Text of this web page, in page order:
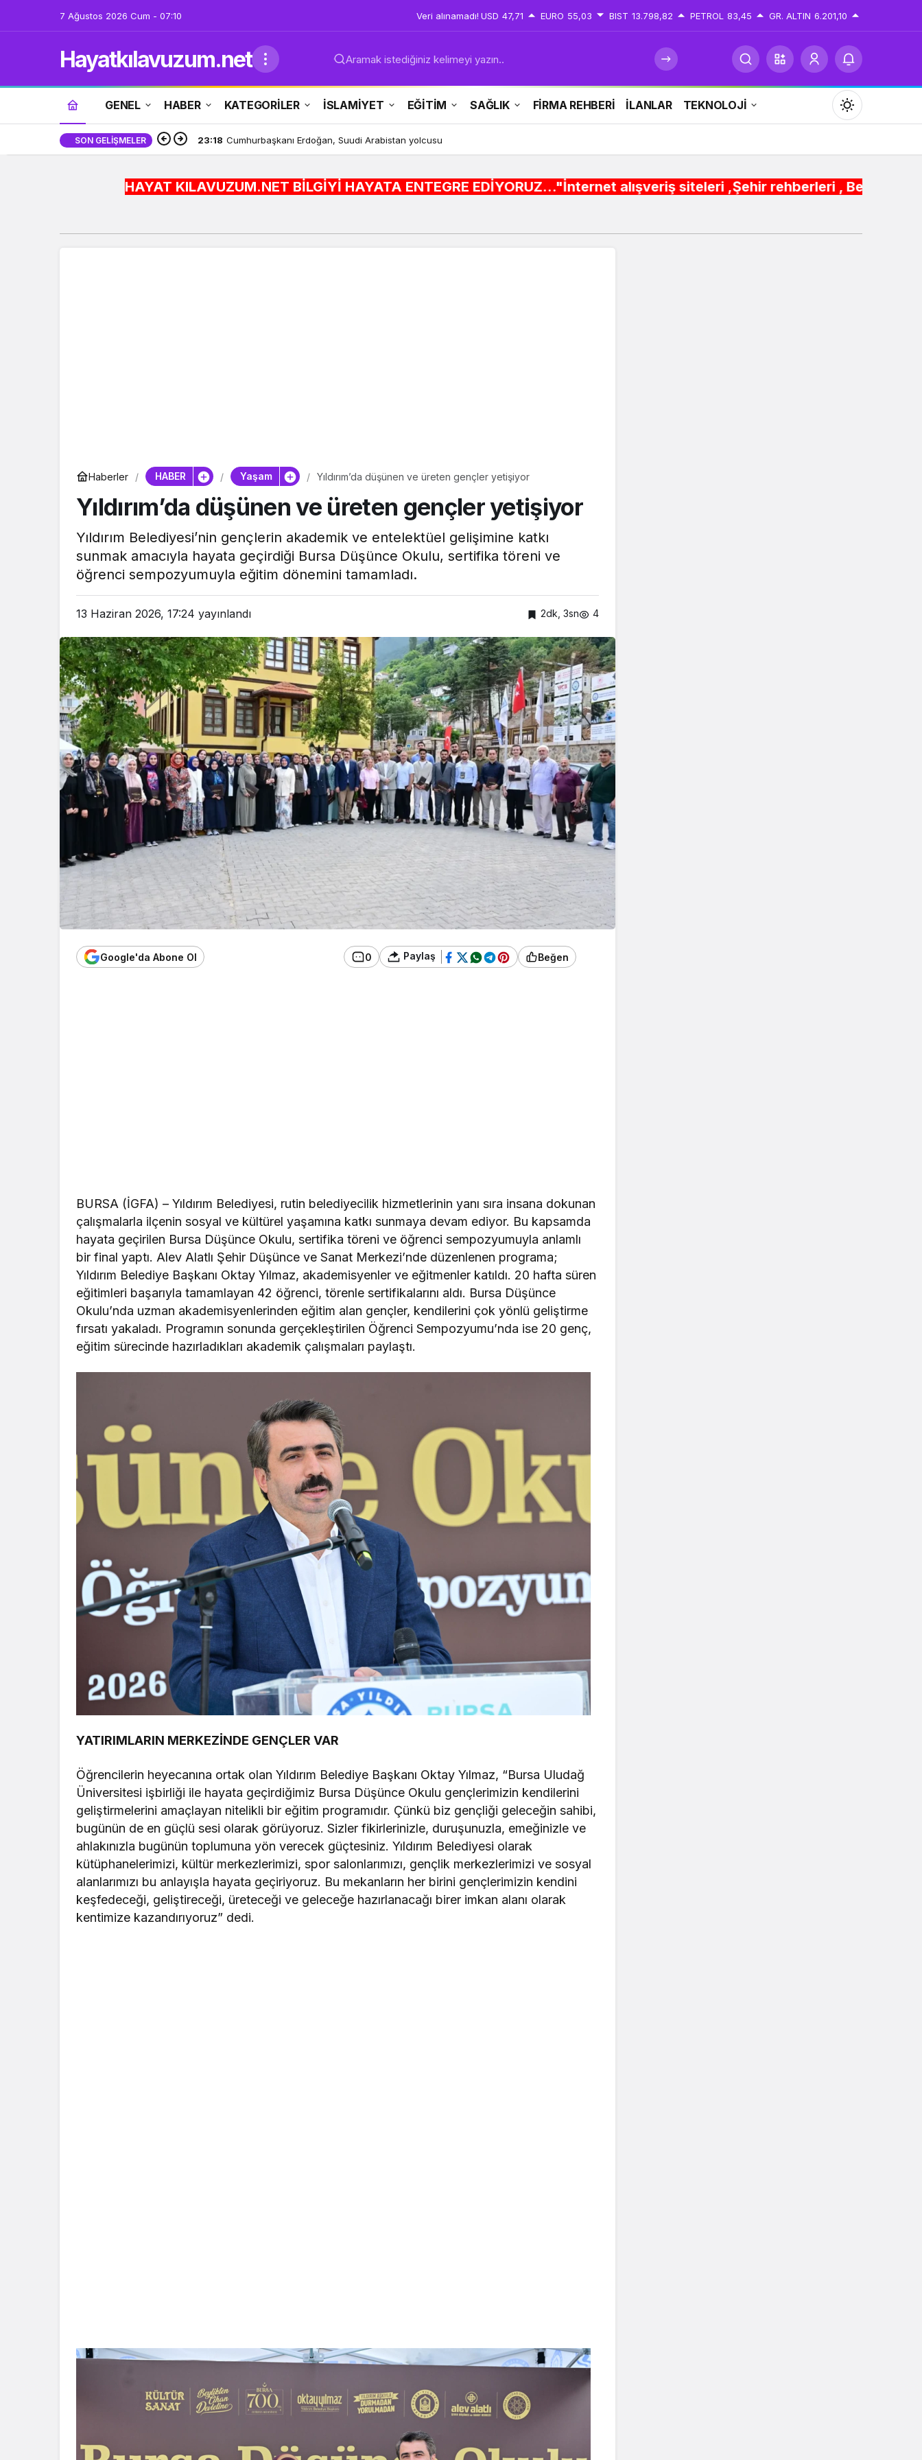
7 Ağustos 2026 Cum - 07:10 Veri alınamadı! USD 47,71 EURO 55,03 BIST 13.798,82 PETROL 83,45 GR. ALTIN 6.201,10
Hayatkılavuzum.net Aramak istediğiniz kelimeyi yazın..
GENEL HABER KATEGORİLER İSLAMİYET EĞİTİM SAĞLIK FİRMA REHBERİ İLANLAR TEKNOLOJİ
Mod
değiştir
SON GELIŞMELER 23:12 Bursa’da TEKNOSAB KOBİ OSB tanıtıldı… Bursa’nın kalkınma yolculuğunda yeni dönem
HAYAT KILAVUZUM.NET BİLGİYİ HAYATA ENTEGRE EDİYORUZ..."İnternet alışveriş siteleri ,Şehir rehberleri , Belediye
Haberler HABER Yaşam Yıldırım’da düşünen ve üreten gençler yetişiyor
Yıldırım’da düşünen ve üreten gençler yetişiyor
Yıldırım Belediyesi’nin gençlerin akademik ve entelektüel gelişimine katkı
sunmak amacıyla hayata geçirdiği Bursa Düşünce Okulu, sertifika töreni ve
öğrenci sempozyumuyla eğitim dönemini tamamladı.
13 Haziran 2026, 17:24 yayınlandı 2dk, 3sn 4
Google'da Abone Ol 0 Paylaş Beğen
BURSA (İGFA) – Yıldırım Belediyesi, rutin belediyecilik hizmetlerinin yanı sıra insana dokunan
çalışmalarla ilçenin sosyal ve kültürel yaşamına katkı sunmaya devam ediyor. Bu kapsamda
hayata geçirilen Bursa Düşünce Okulu, sertifika töreni ve öğrenci sempozyumuyla anlamlı
bir final yaptı. Alev Alatlı Şehir Düşünce ve Sanat Merkezi’nde düzenlenen programa;
Yıldırım Belediye Başkanı Oktay Yılmaz, akademisyenler ve eğitmenler katıldı. 20 hafta süren
eğitimleri başarıyla tamamlayan 42 öğrenci, törenle sertifikalarını aldı. Bursa Düşünce
Okulu’nda uzman akademisyenlerinden eğitim alan gençler, kendilerini çok yönlü geliştirme
fırsatı yakaladı. Programın sonunda gerçekleştirilen Öğrenci Sempozyumu’nda ise 20 genç,
eğitim sürecinde hazırladıkları akademik çalışmaları paylaştı.
YATIRIMLARIN MERKEZİNDE GENÇLER VAR
Öğrencilerin heyecanına ortak olan Yıldırım Belediye Başkanı Oktay Yılmaz, “Bursa Uludağ
Üniversitesi işbirliği ile hayata geçirdiğimiz Bursa Düşünce Okulu gençlerimizin kendilerini
geliştirmelerini amaçlayan nitelikli bir eğitim programıdır. Çünkü biz gençliği geleceğin sahibi,
bugünün de en güçlü sesi olarak görüyoruz. Sizler fikirlerinizle, duruşunuzla, emeğinizle ve
ahlakınızla bugünün toplumuna yön verecek güçtesiniz. Yıldırım Belediyesi olarak
kütüphanelerimizi, kültür merkezlerimizi, spor salonlarımızı, gençlik merkezlerimizi ve sosyal
alanlarımızı bu anlayışla hayata geçiriyoruz. Bu mekanların her birini gençlerimizin kendini
keşfedeceği, geliştireceği, üreteceği ve geleceğe hazırlanacağı birer imkan alanı olarak
kentimize kazandırıyoruz” dedi.